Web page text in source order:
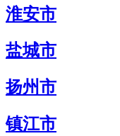
淮安市
盐城市
扬州市
镇江市